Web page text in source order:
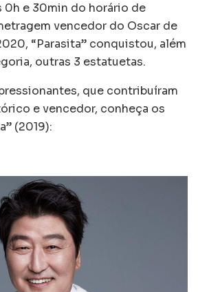
0h e 30min do horário de
vencedor do Oscar de
“Parasita” conquistou, além
outras 3 estatuetas.
que contribuíram
e vencedor, conheça os
(2019):